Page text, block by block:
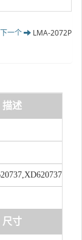
下一个 LMA-2072P
描述
尺寸